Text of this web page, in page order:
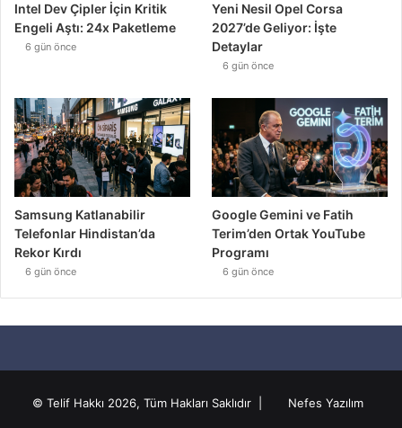
Intel Dev Çipler İçin Kritik
Engeli Aştı: 24x Paketleme
6 gün önce
Yeni Nesil Opel Corsa
2027’de Geliyor: İşte
Detaylar
6 gün önce
Samsung Katlanabilir
Telefonlar Hindistan’da
Rekor Kırdı
6 gün önce
Google Gemini ve Fatih
Terim’den Ortak YouTube
Programı
6 gün önce
© Telif Hakkı 2026, Tüm Hakları Saklıdır | Nefes Yazılım